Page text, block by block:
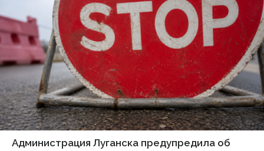
Администрация Луганска предупредила об